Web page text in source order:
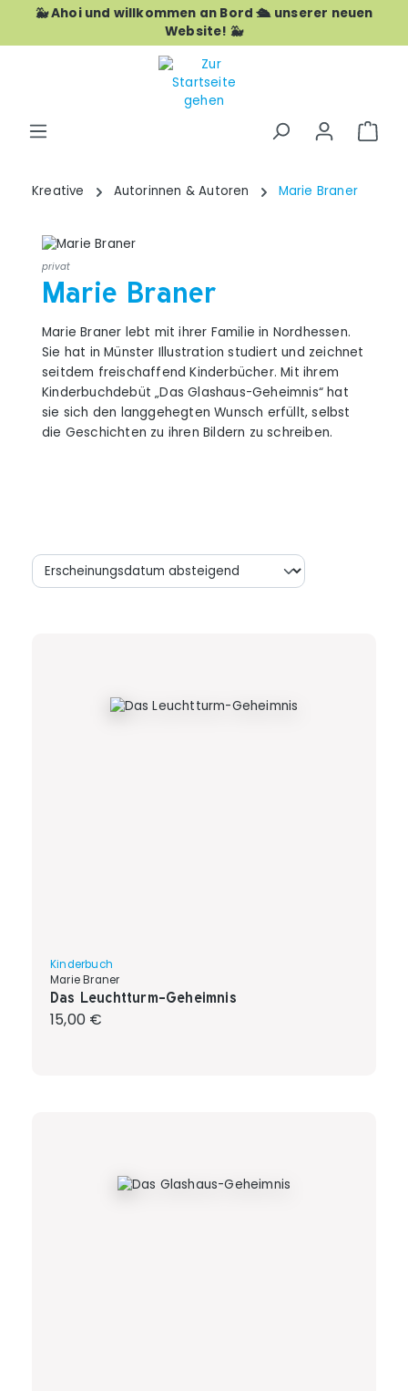
Zum Hauptinhalt springen
🐳 Ahoi und willkommen an Bord 🛳️ unserer neuen
Website! 🐳
Kreative Autorinnen & Autoren Marie Braner
privat
Marie Braner
Marie Braner lebt mit ihrer Familie in Nordhessen.
Sie hat in Münster Illustration studiert und zeichnet
seitdem freischaffend Kinderbücher. Mit ihrem
Kinderbuchdebüt „Das Glashaus-Geheimnis“ hat
sie sich den langgehegten Wunsch erfüllt, selbst
die Geschichten zu ihren Bildern zu schreiben.
Kinderbuch
Marie Braner
Das Leuchtturm-Geheimnis
Regulärer Preis:
15,00 €